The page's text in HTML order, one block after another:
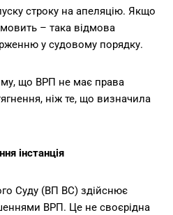
строку на апеляцію. Якщо
– така відмова
у судовому порядку.
що ВРП не має права
ніж те, що визначила
інстанція
Суду (ВП ВС) здійснює
ВРП. Це не своєрідна